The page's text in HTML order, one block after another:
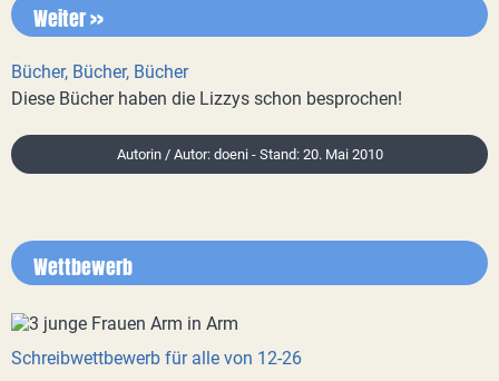
Weiter >>
Bücher, Bücher, Bücher
Diese Bücher haben die Lizzys schon besprochen!
Autorin / Autor: doeni - Stand: 20. Mai 2010
Wettbewerb
Schreibwettbewerb für alle von 12-26